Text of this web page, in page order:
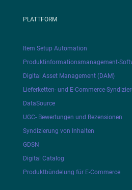
PLATTFORM
Item Setup Automation
Produktinformationsmanagement-
Digital Asset Management (DAM)
Lieferketten- und E-Commerce-
DataSource
UGC- Bewertungen und Rezensionen
Syndizierung von Inhalten
GDSN
Digital Catalog
Produktbündelung für E-Commerce